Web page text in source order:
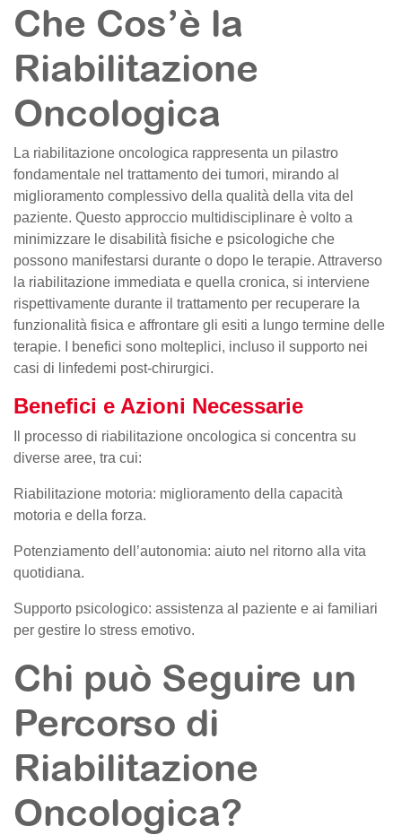
Che Cos’è la
Riabilitazione
Oncologica
La riabilitazione oncologica rappresenta un pilastro
fondamentale nel trattamento dei tumori, mirando al
miglioramento complessivo della qualità della vita del
paziente. Questo approccio multidisciplinare è volto a
minimizzare le disabilità fisiche e psicologiche che
possono manifestarsi durante o dopo le terapie. Attraverso
la riabilitazione immediata e quella cronica, si interviene
rispettivamente durante il trattamento per recuperare la
funzionalità fisica e affrontare gli esiti a lungo termine delle
terapie. I benefici sono molteplici, incluso il supporto nei
casi di linfedemi post-chirurgici.
Benefici e Azioni Necessarie
Il processo di riabilitazione oncologica si concentra su
diverse aree, tra cui:
Riabilitazione motoria: miglioramento della capacità
motoria e della forza.
Potenziamento dell’autonomia: aiuto nel ritorno alla vita
quotidiana.
Supporto psicologico: assistenza al paziente e ai familiari
per gestire lo stress emotivo.
Chi può Seguire un
Percorso di
Riabilitazione
Oncologica?